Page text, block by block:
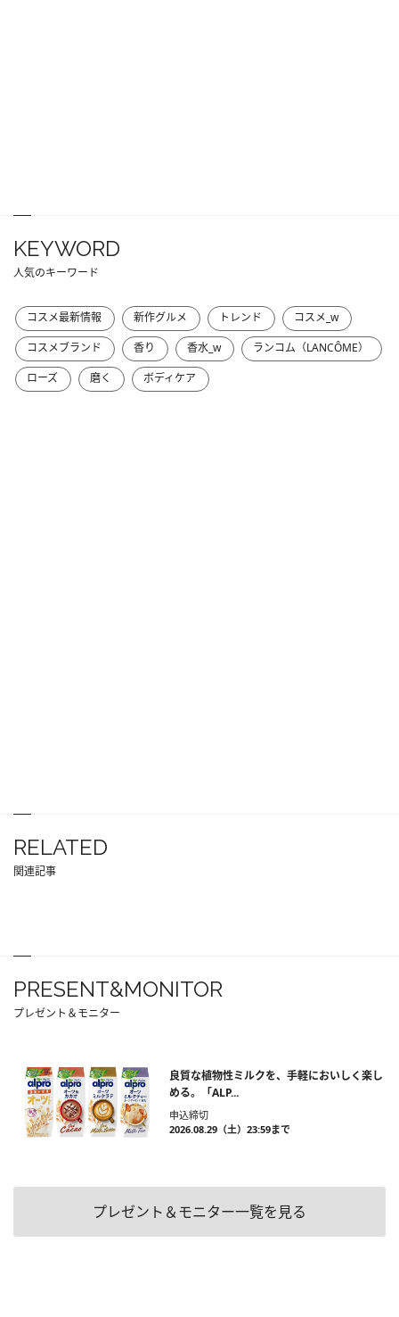
KEYWORD
人気のキーワード
コスメ最新情報 新作グルメ トレンド
コスメ_w
コスメブランド
香り 香水_w
ランコム（LANCÔME）
ローズ
磨く ボディケア
RELATED
関連記事
PRESENT&MONITOR
プレゼント＆モニター
良質な植物性ミルクを、手軽においしく楽し
める。「ALP...
申込締切
2026.08.29（土）23:59まで
プレゼント＆モニター一覧を見る